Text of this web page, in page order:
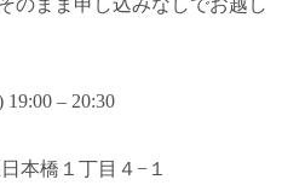
のまま申し込みなしでお越し
– 20:30
本橋１丁目４−１